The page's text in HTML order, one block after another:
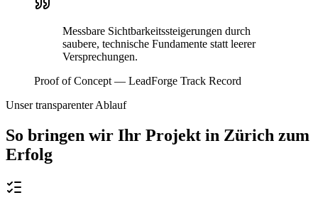
Messbare Sichtbarkeitssteigerungen durch
saubere, technische Fundamente statt leerer
Versprechungen.
Proof of Concept — LeadForge Track Record
Unser transparenter Ablauf
So bringen wir Ihr Projekt in Zürich zum
Erfolg